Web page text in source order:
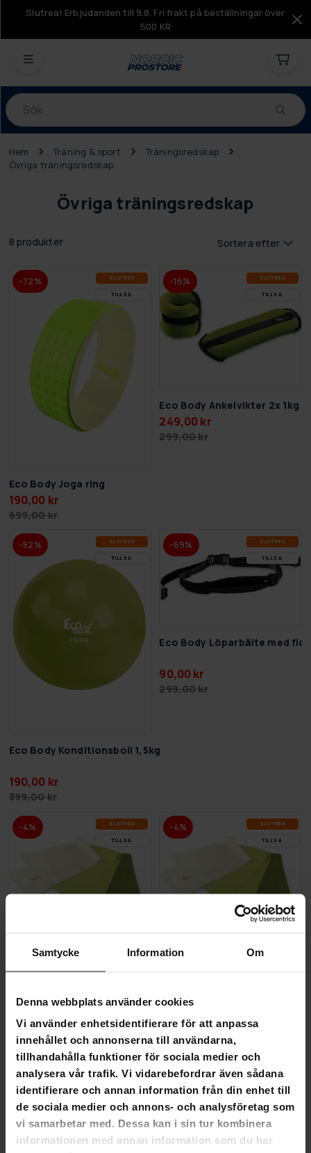
Samtycke Information Om
Denna webbplats använder cookies
Vi använder enhetsidentifierare för att anpassa
innehållet och annonserna till användarna,
tillhandahålla funktioner för sociala medier och
analysera vår trafik. Vi vidarebefordrar även sådana
identifierare och annan information från din enhet till
de sociala medier och annons- och analysföretag som
vi samarbetar med. Dessa kan i sin tur kombinera
informationen med annan information som du har
Slutrea! Erbjudanden till 9.8. Fri frakt på beställningar över
500 KR
Produkter
Hem Träning & sport
Träningsredskap
Övriga träningsredskap
Övriga träningsredskap
8 produkter Sortera efter
-72% SLUT­REA
TILL 9.8.
Eco Body Joga ring
190,00 kr
699,00 kr
-16% SLUT­REA
TILL 9.8.
Eco Body Ankelvikter 2x 1kg
249,00 kr
299,00 kr
-52% SLUT­REA
TILL 9.8.
Eco Body Konditionsboll 1,5kg
190,00 kr
399,00 kr
-69% SLUT­REA
TILL 9.8.
Eco Body Löparbälte med
90,00 kr
299,00 kr
-4% SLUT­REA
TILL 9.8.
Eco Body Träningsgummiband, heavy
190,00 kr
-4% SLUT­REA
TILL 9.8.
199,00 kr
-4% SLUT­REA
TILL 9.8.